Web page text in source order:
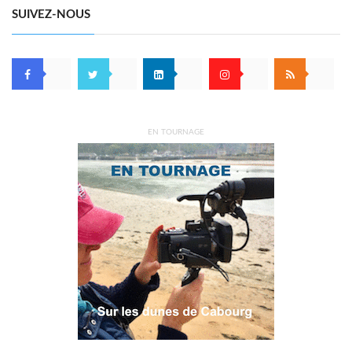
SUIVEZ-NOUS
EN TOURNAGE